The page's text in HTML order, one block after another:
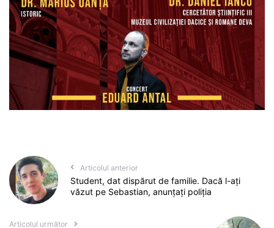
Articolul anterior
Student, dat dispărut de familie. Dacă l-ați
văzut pe Sebastian, anunțați poliția
Articolul următor